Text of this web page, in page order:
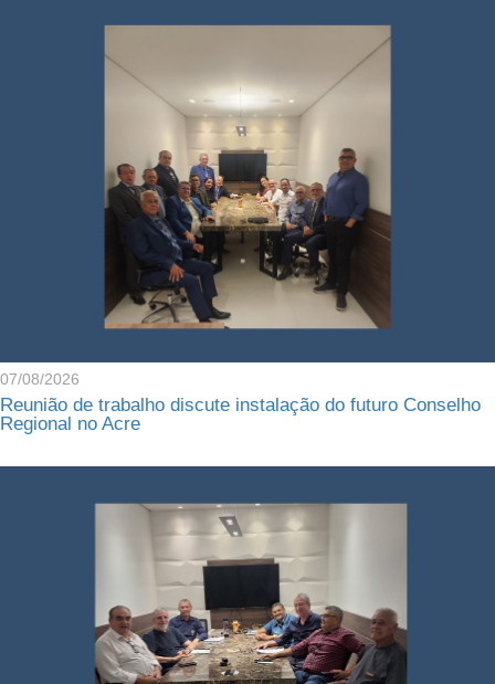
07/08/2026
Reunião de trabalho discute instalação do futuro Conselho
Regional no Acre